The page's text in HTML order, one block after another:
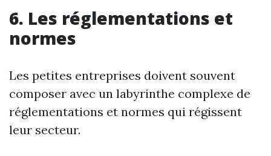
6. Les réglementations et
normes
Les petites entreprises doivent souvent
composer avec un labyrinthe complexe de
réglementations et normes qui régissent
leur secteur.